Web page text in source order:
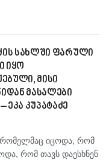
სახლში ფარული
იყო
მისი
მასალები
ეკა კუპატაძე
რომელმაც იცოდა, რომ
რომ თავს დაესხნენ